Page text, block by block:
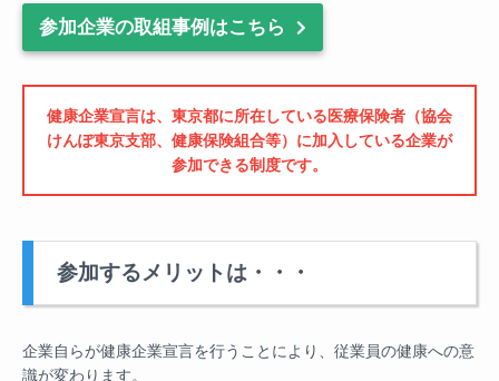
参加企業の取組事例はこちら
健康企業宣言は、東京都に所在している医療保険者（協会
けんぽ東京支部、健康保険組合等）に加入している企業が
参加できる制度です。
参加するメリットは・・・
企業自らが健康企業宣言を行うことにより、従業員の健康への意
識が変わります。